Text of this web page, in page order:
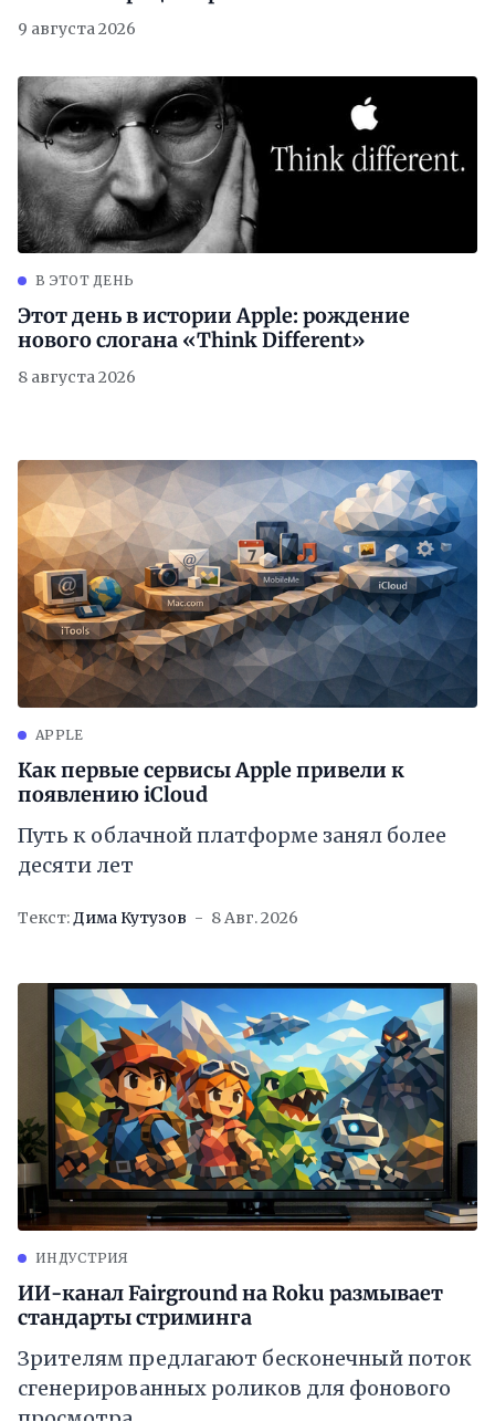
9 августа 2026
В ЭТОТ ДЕНЬ
Этот день в истории Apple: рождение
нового слогана «Think Different»
8 августа 2026
APPLE
Как первые сервисы Apple привели к
появлению iCloud
Путь к облачной платформе занял более
десяти лет
Текст:Дима Кутузов 8 Авг. 2026
ИНДУСТРИЯ
ИИ-канал Fairground на Roku размывает
стандарты стриминга
Зрителям предлагают бесконечный поток
сгенерированных роликов для фонового